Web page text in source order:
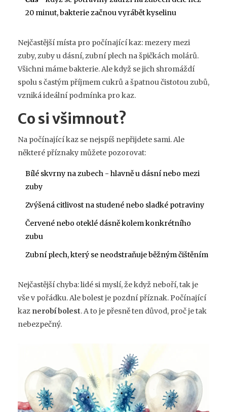
20 minut, bakterie začnou vyrábět kyselinu
Nejčastější místa pro počínající kaz: mezery mezi
zuby, zuby u dásní, zubní plech na špičkách molárů.
Všichni máme bakterie. Ale když se jich shromáždí
spolu s častým příjmem cukrů a špatnou čistotou zubů,
vzniká ideální podmínka pro kaz.
Co si všimnout?
Na počínající kaz se nejspíš nepřijdete sami. Ale
některé příznaky můžete pozorovat:
Bílé skvrny na zubech - hlavně u dásní nebo mezi
zuby
Zvýšená citlivost na studené nebo sladké potraviny
Červené nebo oteklé dásně kolem konkrétního
zubu
Zubní plech, který se neodstraňuje běžným čištěním
Nejčastější chyba: lidé si myslí, že když neboří, tak je
vše v pořádku. Ale bolest je pozdní příznak. Počínající
kaz nerobí bolest. A to je přesně ten důvod, proč je tak
nebezpečný.